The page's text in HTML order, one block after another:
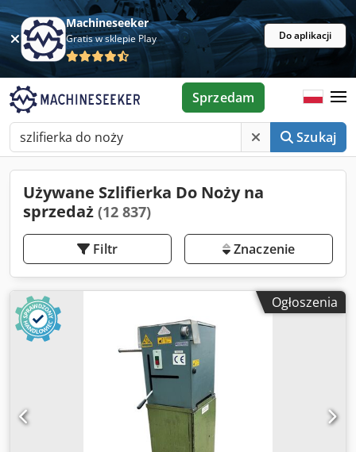
Machineseeker
Gratis w sklepie Play Do aplikacji
Szukaj
Sprzedam
Używane Szlifierka Do Noży na
sprzedaż (12 837)
Filtr Znaczenie
Ogłoszenia